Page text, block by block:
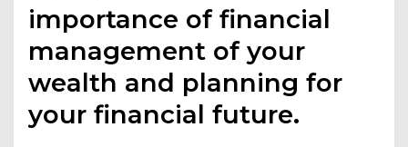
importance of financial
management of your
wealth and planning for
your financial future.